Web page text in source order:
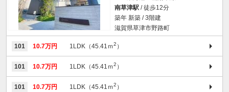
南草津駅 / 徒歩12分
築年 新築 / 3階建
滋賀県草津市野路町
101 10.7万円 1LDK（45.41ｍ2 ）
101 10.7万円 1LDK（45.41ｍ2 ）
101 10.7万円 1LDK（45.41ｍ2 ）